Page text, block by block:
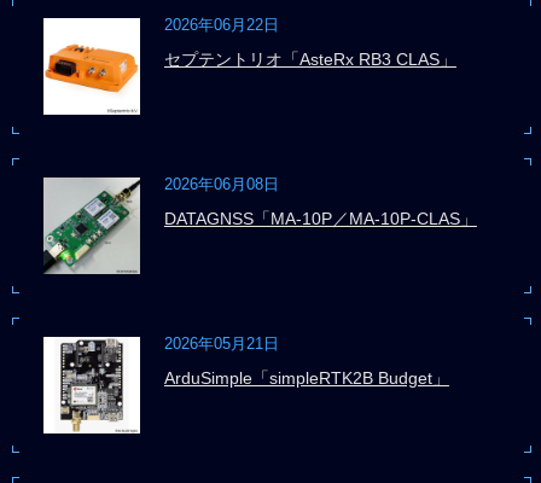
2026年06月22日
セプテントリオ「AsteRx RB3 CLAS」
2026年06月08日
DATAGNSS「MA-10P／MA-10P-CLAS」
2026年05月21日
ArduSimple「simpleRTK2B Budget」